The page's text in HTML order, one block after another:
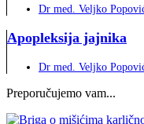
Dr med. Veljko
Apopleksija jajnika
Dr med. Veljko
Preporučujemo vam...